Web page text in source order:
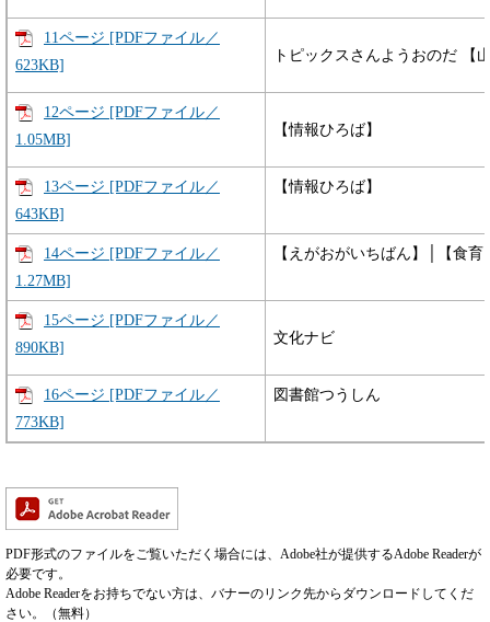
11ページ [PDFファイル／
623KB]
トピックスさんようおのだ 【
12ページ [PDFファイル／
1.05MB]
【情報ひろば】
13ページ [PDFファイル／
643KB]
【情報ひろば】
14ページ [PDFファイル／
1.27MB]
【えがおがいちばん】│【食
15ページ [PDFファイル／
890KB]
文化ナビ
16ページ [PDFファイル／
773KB]
図書館つうしん
PDF形式のファイルをご覧いただく場合には、Adobe社が提供するAdobe Readerが
必要です。
Adobe Readerをお持ちでない方は、バナーのリンク先からダウンロードしてくだ
さい。（無料）